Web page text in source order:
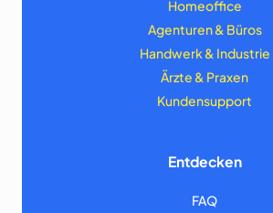
Homeoffice
Agenturen & Büros
Handwerk & Industrie
Ärzte & Praxen
Kundensupport
Entdecken
FAQ